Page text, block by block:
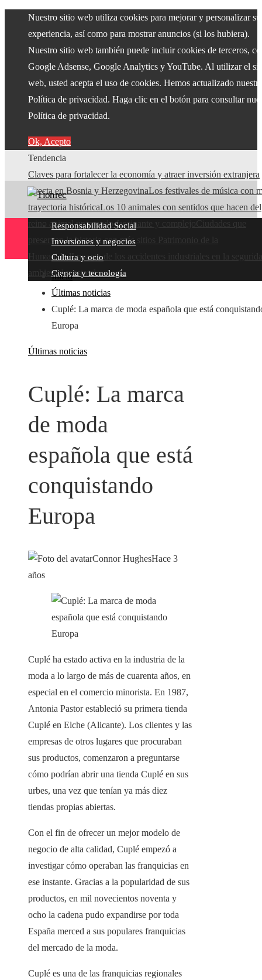
Nuestro sitio web utiliza cookies para mejorar y personalizar su
experiencia, así como para mostrar anuncios (si los hubiera).
Nuestro sitio web también puede incluir cookies de terceros,
Google Adsense, Google Analytics y YouTube. Al utilizar el
web, usted acepta el uso de cookies. Hemos actualizado nuestra
Política de privacidad. Haga clic en el botón para consultar
Política de privacidad.
Ok, Acepto
Tendencia
Claves para fortalecer la economía y atraer inversión extranjera
directa en Bosnia y HerzegovinaLos festivales de música con
trayectoria históricaLos 10 animales con sentidos que hacen del
reino animal un mundo fascinante y complejo
preservan la historia con más sitios Patrimonio de la
HumanidadImpacto de los accidentes industriales en la
ambiental y estatal
Responsabilidad Social
Inversiones y negocios
Cultura y ocio
Ciencia y tecnología
Inicio
Últimas noticias
Cuplé: La marca de moda española que está
Europa
Últimas noticias
Cuplé: La marca
de moda
española que está
conquistando
Europa
Connor HughesHace 3
años
Cuplé ha estado activa en la industria de la
moda a lo largo de más de cuarenta años, en
especial en el comercio minorista. En 1987,
Antonia Pastor estableció su primera tienda
Cuplé en Elche (Alicante). Los clientes y las
empresas de otros lugares que procuraban
sus productos, comenzaron a preguntarse
cómo podrían abrir una tienda Cuplé en sus
urbes, una vez que tenían ya más diez
tiendas propias abiertas.
Con el fin de ofrecer un mejor modelo de
negocio de alta calidad, Cuplé empezó a
investigar cómo operaban las franquicias en
ese instante. Gracias a la popularidad de sus
productos, en mil novecientos noventa y
ocho la cadena pudo expandirse por toda
España merced a sus populares franquicias
del mercado de la moda.
Cuplé es una de las franquicias regionales